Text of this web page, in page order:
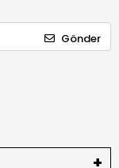
Gönder